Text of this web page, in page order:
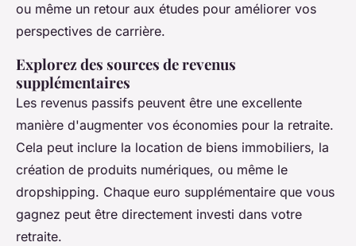
ou même un retour aux études pour améliorer vos
perspectives de carrière.
Explorez des sources de revenus
supplémentaires
Les revenus passifs peuvent être une excellente
manière d'augmenter vos économies pour la retraite.
Cela peut inclure la location de biens immobiliers, la
création de produits numériques, ou même le
dropshipping. Chaque euro supplémentaire que vous
gagnez peut être directement investi dans votre
retraite.